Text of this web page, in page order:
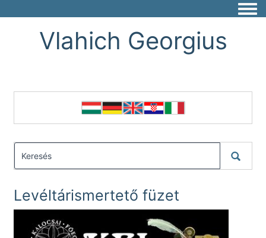
Vlahich Georgius
Levéltárismertető füzet